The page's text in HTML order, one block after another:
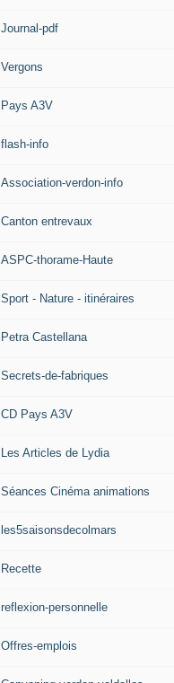
Journal-pdf
Vergons
Pays A3V
flash-info
Association-verdon-info
Canton entrevaux
ASPC-thorame-Haute
Sport - Nature - itinéraires
Petra Castellana
Secrets-de-fabriques
CD Pays A3V
Les Articles de Lydia
Séances Cinéma animations
les5saisonsdecolmars
Recette
reflexion-personnelle
Offres-emplois